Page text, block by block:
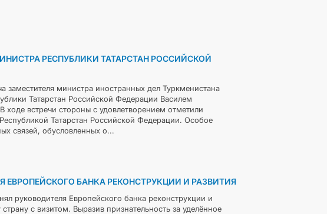
РЕСПУБЛИКИ ТАТАРСТАН РОССИЙСКОЙ
министра иностранных дел Туркменистана
Татарстан Российской Федерации Василем
встречи стороны с удовлетворением отметили
Татарстан Российской Федерации. Особое
связей, обусловленных о...
БАНКА РЕКОНСТРУКЦИИ И РАЗВИТИЯ
руководителя Европейского банка реконструкции и
с визитом. Выразив признательность за уделённое